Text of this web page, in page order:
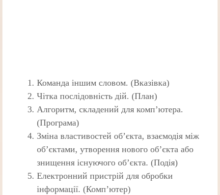
Команда іншим словом. (Вказівка)
Чітка послідовність дій. (План)
Алгоритм, складений для комп’ютера.
(Програма)
Зміна властивостей об’єкта, взаємодія між
об’єктами, утворення нового об’єкта або
знищення існуючого об’єкта. (Подія)
Електронний пристрій для обробки
інформації. (Комп’ютер)